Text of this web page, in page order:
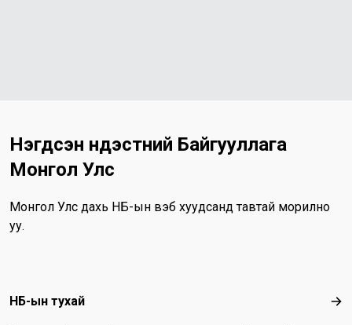
Нэгдсэн Үндэстний Байгууллага
Монгол Улс
Монгол Улс дахь НҮБ-ын вэб хуудсанд тавтай морилно
уу.
Footer menu
НҮБ-ын тухай